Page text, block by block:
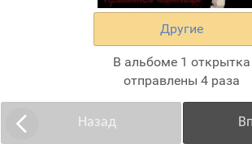
Другие
В альбоме 1 открытка
отправлены 4 раза
Назад